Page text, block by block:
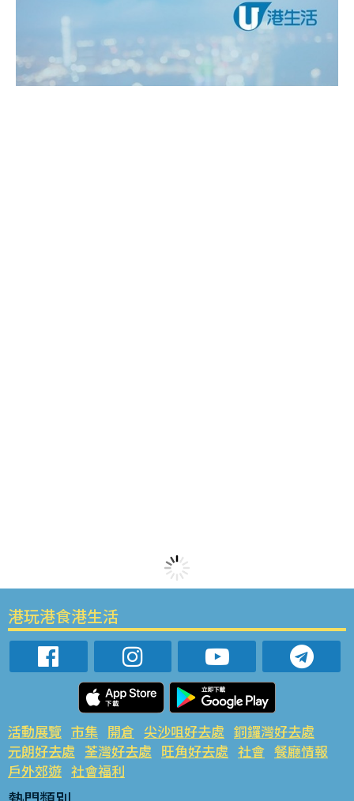
港玩港食港生活
活動展覽 市集 開倉 尖沙咀好去處 銅鑼灣好去處
元朗好去處 荃灣好去處 旺角好去處 社會 餐廳情報
戶外郊遊 社會福利